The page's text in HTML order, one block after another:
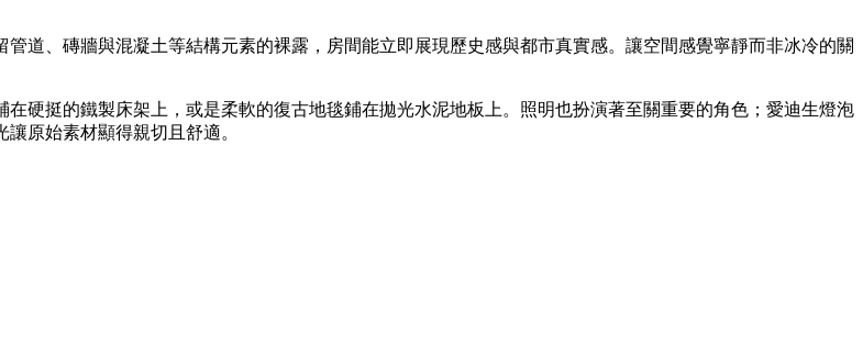
道、磚牆與混凝土等結構元素的裸露，房間能立即展現歷史感與都市真實感。讓空間感覺寧靜而非冰冷的關
硬挺的鐵製床架上，或是柔軟的復古地毯鋪在拋光水泥地板上。照明也扮演著至關重要的角色；愛迪生燈泡
原始素材顯得親切且舒適。